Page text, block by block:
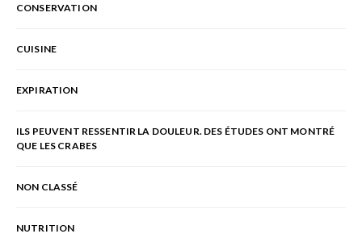
CONSERVATION
CUISINE
EXPIRATION
ILS PEUVENT RESSENTIR LA DOULEUR. DES ÉTUDES ONT MONTRÉ
QUE LES CRABES
NON CLASSÉ
NUTRITION